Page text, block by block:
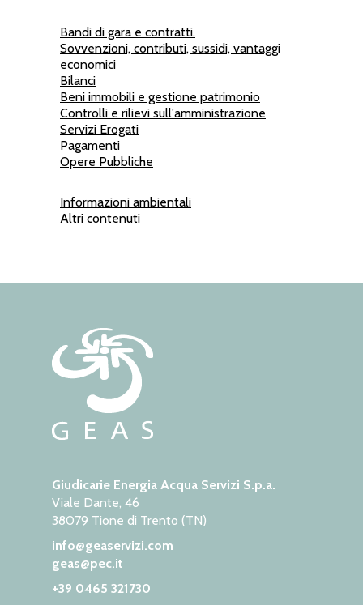
Bandi di gara e contratti.
Sovvenzioni, contributi, sussidi, vantaggi
economici
Bilanci
Beni immobili e gestione patrimonio
Controlli e rilievi sull'amministrazione
Servizi Erogati
Pagamenti
Opere Pubbliche
Informazioni ambientali
Altri contenuti
Giudicarie Energia Acqua Servizi S.p.a.
Viale Dante, 46
38079 Tione di Trento (TN)
info@geaservizi.com
geas@pec.it
+39 0465 321730